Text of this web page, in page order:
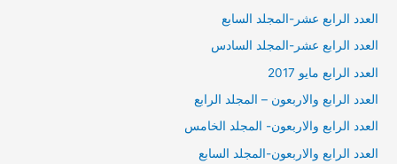
العدد الرابع عشر-المجلد السابع
العدد الرابع عشر-المجلد السادس
العدد الرابع مايو 2017
العدد الرابع والاربعون – المجلد الرابع
العدد الرابع والاربعون- المجلد الخامس
العدد الرابع والاربعون-المجلد السابع